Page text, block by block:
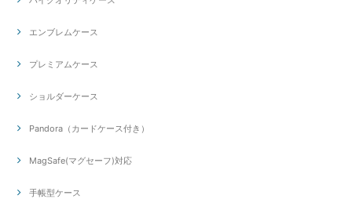
エンブレムケース
プレミアムケース
ショルダーケース
Pandora（カードケース付き）
MagSafe(マグセーフ)対応
手帳型ケース